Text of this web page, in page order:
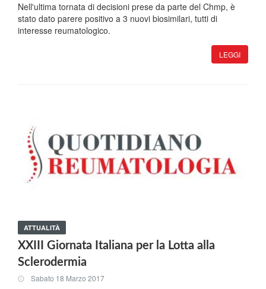
Nell'ultima tornata di decisioni prese da parte del Chmp, è
stato dato parere positivo a 3 nuovi biosimilari, tutti di
interesse reumatologico.
LEGGI
ATTUALITÀ
XXIII Giornata Italiana per la Lotta alla
Sclerodermia
Sabato 18 Marzo 2017